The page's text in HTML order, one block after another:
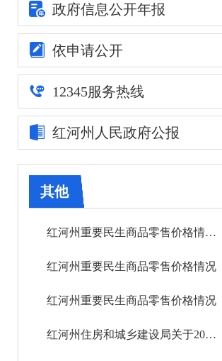
统计信息
自然资源
公安司法
重点领域信息公开
权责清单
政府信息公开年报
依申请公开
12345服务热线
红河州人民政府公报
其他
红河州重要民生商品零售价格情况（2026年7月）
红河州重要民生商品零售价格情况
红河州重要民生商品零售价格情况
红河州住房和城乡建设局关于2026年第三批工程设计企业资质延续的通告